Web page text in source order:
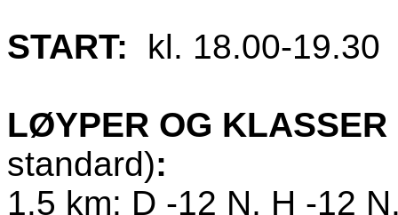
START: kl. 18.00-19.30
LØYPER OG KLASSER
standard):
1.5 km: D -12 N, H -12